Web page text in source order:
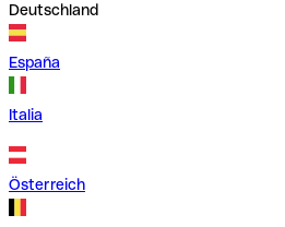
Deutschland
España
Italia
Österreich